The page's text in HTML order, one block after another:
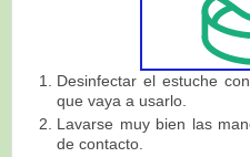
Desinfectar el estuche
que vaya a usarlo.
Lavarse muy bien las
de contacto.